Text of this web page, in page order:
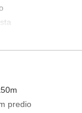
predio